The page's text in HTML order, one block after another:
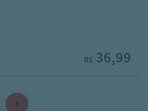
R$ 36,99